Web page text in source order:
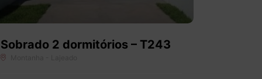
Sobrado 2 dormitórios – T243